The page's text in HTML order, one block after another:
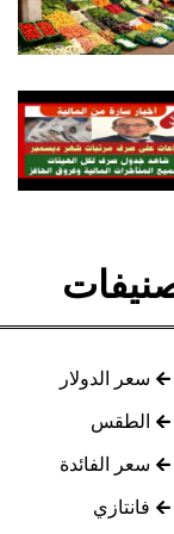
سعر الدولار
الطقس
سعر الفائدة
فانتازي